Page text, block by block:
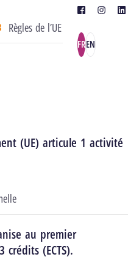
facebook
FREN
Règles de l’UE
(UE) articule 1 activité
au premier
(ECTS).